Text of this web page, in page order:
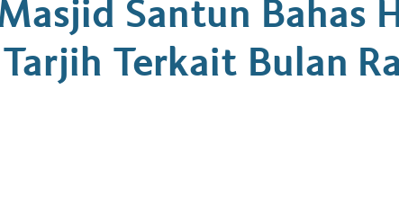
Santun Bahas
Terkait Bulan